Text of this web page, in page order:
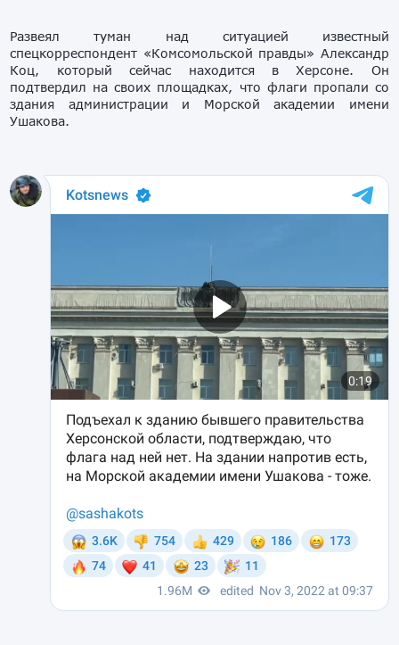
Развеял туман над ситуацией известный
спецкорреспондент «Комсомольской правды» Александр
Коц, который сейчас находится в Херсоне. Он
подтвердил на своих площадках, что флаги пропали со
здания администрации и Морской академии имени
Ушакова.